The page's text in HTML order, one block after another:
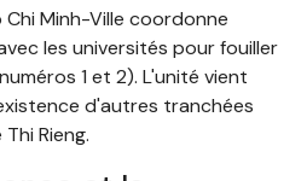
Minh-Ville coordonne
les universités pour fouiller
1 et 2). L'unité vient
d'autres tranchées
Rieng.